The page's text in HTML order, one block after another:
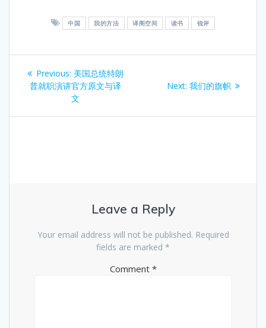
中国 我的方法 译阁空间 读书 锐评
Post
navigation
Previous: Previous
post:
美国总统特朗
普就职演讲官方原文与译
文
Next: Next
我们的旗帜
Leave a Reply
Your email address will not be published. Required
fields are marked *
Comment *